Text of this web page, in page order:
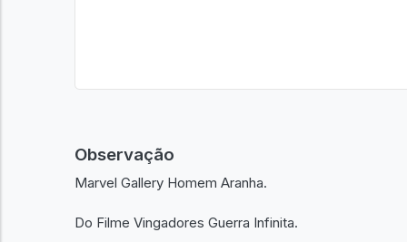
Observação
Marvel Gallery Homem Aranha.
Do Filme Vingadores Guerra Infinita.